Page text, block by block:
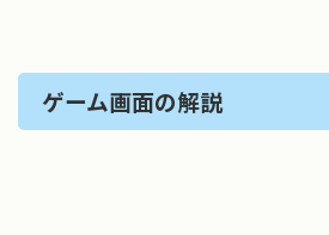
ゲーム画面の解説